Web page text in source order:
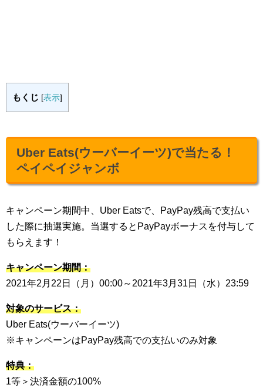
もくじ [表示]
Uber Eats(ウーバーイーツ)で当たる！
ペイペイジャンボ
キャンペーン期間中、Uber Eatsで、PayPay残高で支払い
した際に抽選実施。当選するとPayPayボーナスを付与して
もらえます！
キャンペーン期間：
2021年2月22日（月）00:00～2021年3月31日（水）23:59
対象のサービス：
Uber Eats(ウーバーイーツ)
※キャンペーンはPayPay残高での支払いのみ対象
特典：
1等＞決済金額の100%